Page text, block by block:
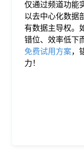
仅通过频道功能
以去中心化数据
有数据主导权。
错位、效率低下
免费试用方案，
力！